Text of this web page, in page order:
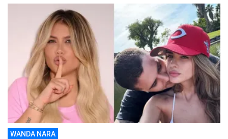
WANDA NARA